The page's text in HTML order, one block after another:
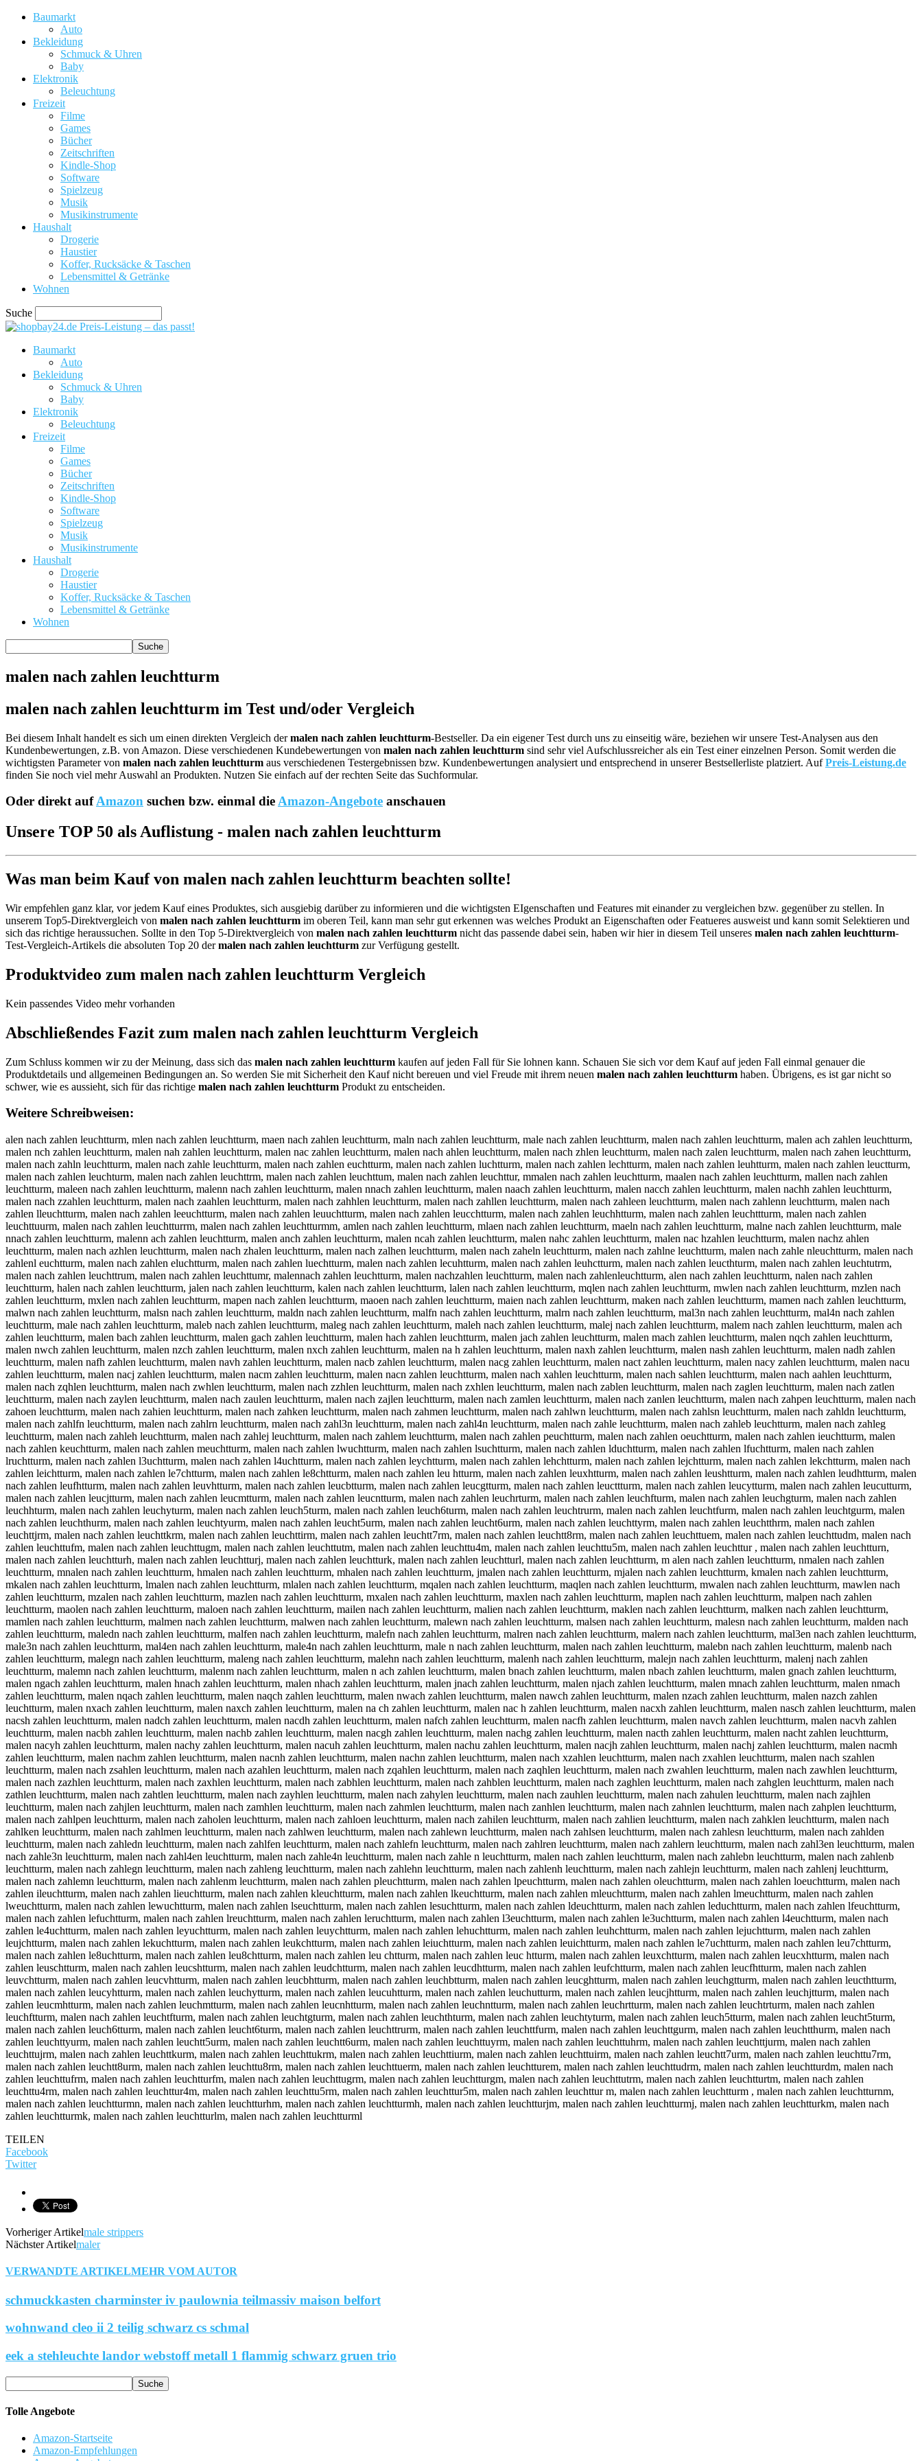
Baumarkt
Auto
Bekleidung
Schmuck & Uhren
Baby
Elektronik
Beleuchtung
Freizeit
Filme
Games
Bücher
Zeitschriften
Kindle-Shop
Software
Spielzeug
Musik
Musikinstrumente
Haushalt
Drogerie
Haustier
Koffer, Rucksäcke & Taschen
Lebensmittel & Getränke
Wohnen
Suche
Preis-Leistung – das passt!
Baumarkt
Auto
Bekleidung
Schmuck & Uhren
Baby
Elektronik
Beleuchtung
Freizeit
Filme
Games
Bücher
Zeitschriften
Kindle-Shop
Software
Spielzeug
Musik
Musikinstrumente
Haushalt
Drogerie
Haustier
Koffer, Rucksäcke & Taschen
Lebensmittel & Getränke
Wohnen
malen nach zahlen leuchtturm
malen nach zahlen leuchtturm im Test und/oder Vergleich
Bei diesem Inhalt handelt es sich um einen direkten Vergleich dermalen nach zahlen leuchtturm-Bestseller. Da ein eigener Test durch uns zu einseitig wäre, beziehen wir unsere Test-Analysen aus den
Kundenbewertungen, z.B. von Amazon. Diese verschiedenen Kundebewertungen von malen nach zahlen leuchtturm sind sehr viel Aufschlussreicher als ein Test einer einzelnen Person. Somit werden die
wichtigsten Parameter von malen nach zahlen leuchtturm aus verschiedenen Testergebnissen bzw. Kundenbewertungen analysiert und entsprechend in unserer Bestsellerliste platziert. AufPreis-Leistung.de
finden Sie noch viel mehr Auswahl an Produkten. Nutzen Sie einfach auf der rechten Seite das Suchformular.
Oder direkt aufAmazon suchen bzw. einmal dieAmazon-Angebote anschauen
Unsere TOP 50 als Auflistung - malen nach zahlen leuchtturm
Was man beim Kauf von malen nach zahlen leuchtturm beachten sollte!
Wir empfehlen ganz klar, vor jedem Kauf eines Produktes, sich ausgiebig darüber zu informieren und die wichtigsten EIgenschaften und Features mit einander zu vergleichen bzw. gegenüber zu stellen. In
unserem Top5-Direktvergleich von malen nach zahlen leuchtturm im oberen Teil, kann man sehr gut erkennen was welches Produkt an Eigenschaften oder Featueres ausweist und kann somit Selektieren und
sich das richtige heraussuchen. Sollte in den Top 5-Direktvergleich von malen nach zahlen leuchtturm nicht das passende dabei sein, haben wir hier in diesem Teil unseres malen nach zahlen leuchtturm-
Test-Vergleich-Artikels die absoluten Top 20 dermalen nach zahlen leuchtturm zur Verfügung gestellt.
Produktvideo zum malen nach zahlen leuchtturm Vergleich
Kein passendes Video mehr vorhanden
Abschließendes Fazit zum malen nach zahlen leuchtturm Vergleich
Zum Schluss kommen wir zu der Meinung, dass sich das malen nach zahlen leuchtturm kaufen auf jeden Fall für Sie lohnen kann. Schauen Sie sich vor dem Kauf auf jeden Fall einmal genauer die
Produktdetails und allgemeinen Bedingungen an. So werden Sie mit Sicherheit den Kauf nicht bereuen und viel Freude mit ihrem neuen malen nach zahlen leuchtturm haben. Übrigens, es ist gar nicht so
schwer, wie es aussieht, sich für das richtige malen nach zahlen leuchtturm Produkt zu entscheiden.
Weitere Schreibweisen:
alen nach zahlen leuchtturm, mlen nach zahlen leuchtturm, maen nach zahlen leuchtturm, maln nach zahlen leuchtturm, male nach zahlen leuchtturm, malen nach zahlen leuchtturm, malen ach zahlen leuchtturm, malen nch zahlen leuchtturm, malen nah zahlen leuchtturm, malen nac zahlen leuchtturm, malen nach ahlen leuchtturm, malen nach zhlen leuchtturm, malen nach zalen leuchtturm, malen nach zahen leuchtturm, malen nach zahln leuchtturm, malen nach zahle leuchtturm, malen nach zahlen euchtturm, malen nach zahlen luchtturm, malen nach zahlen lechtturm, malen nach zahlen leuhtturm, malen nach zahlen leuctturm, malen nach zahlen leuchturm, malen nach zahlen leuchttrm, malen nach zahlen leuchttum, malen nach zahlen leuchttur, mmalen nach zahlen leuchtturm, maalen nach zahlen leuchtturm, mallen nach zahlen leuchtturm, maleen nach zahlen leuchtturm, malenn nach zahlen leuchtturm, malen nnach zahlen leuchtturm, malen naach zahlen leuchtturm, malen nacch zahlen leuchtturm, malen nachh zahlen leuchtturm, malen nach zzahlen leuchtturm, malen nach zaahlen leuchtturm, malen nach zahhlen leuchtturm, malen nach zahllen leuchtturm, malen nach zahleen leuchtturm, malen nach zahlenn leuchtturm, malen nach zahlen lleuchtturm, malen nach zahlen leeuchtturm, malen nach zahlen leuuchtturm, malen nach zahlen leucchtturm, malen nach zahlen leuchhtturm, malen nach zahlen leuchttturm, malen nach zahlen leuchttuurm, malen nach zahlen leuchtturrm, malen nach zahlen leuchtturmm, amlen nach zahlen leuchtturm, mlaen nach zahlen leuchtturm, maeln nach zahlen leuchtturm, malne nach zahlen leuchtturm, male nnach zahlen leuchtturm, malenn ach zahlen leuchtturm, malen anch zahlen leuchtturm, malen ncah zahlen leuchtturm, malen nahc zahlen leuchtturm, malen nac hzahlen leuchtturm, malen nachz ahlen leuchtturm, malen nach azhlen leuchtturm, malen nach zhalen leuchtturm, malen nach zalhen leuchtturm, malen nach zaheln leuchtturm, malen nach zahlne leuchtturm, malen nach zahle nleuchtturm, malen nach zahlenl euchtturm, malen nach zahlen eluchtturm, malen nach zahlen luechtturm, malen nach zahlen lecuhtturm, malen nach zahlen leuhctturm, malen nach zahlen leucthturm, malen nach zahlen leuchtutrm, malen nach zahlen leuchttrum, malen nach zahlen leuchttumr, malennach zahlen leuchtturm, malen nachzahlen leuchtturm, malen nach zahlenleuchtturm, alen nach zahlen leuchtturm, nalen nach zahlen leuchtturm, halen nach zahlen leuchtturm, jalen nach zahlen leuchtturm, kalen nach zahlen leuchtturm, lalen nach zahlen leuchtturm, mqlen nach zahlen leuchtturm, mwlen nach zahlen leuchtturm, mzlen nach zahlen leuchtturm, mxlen nach zahlen leuchtturm, mapen nach zahlen leuchtturm, maoen nach zahlen leuchtturm, maien nach zahlen leuchtturm, maken nach zahlen leuchtturm, mamen nach zahlen leuchtturm, malwn nach zahlen leuchtturm, malsn nach zahlen leuchtturm, maldn nach zahlen leuchtturm, malfn nach zahlen leuchtturm, malrn nach zahlen leuchtturm, mal3n nach zahlen leuchtturm, mal4n nach zahlen leuchtturm, male nach zahlen leuchtturm, maleb nach zahlen leuchtturm, maleg nach zahlen leuchtturm, maleh nach zahlen leuchtturm, malej nach zahlen leuchtturm, malem nach zahlen leuchtturm, malen ach zahlen leuchtturm, malen bach zahlen leuchtturm, malen gach zahlen leuchtturm, malen hach zahlen leuchtturm, malen jach zahlen leuchtturm, malen mach zahlen leuchtturm, malen nqch zahlen leuchtturm, malen nwch zahlen leuchtturm, malen nzch zahlen leuchtturm, malen nxch zahlen leuchtturm, malen na h zahlen leuchtturm, malen naxh zahlen leuchtturm, malen nash zahlen leuchtturm, malen nadh zahlen leuchtturm, malen nafh zahlen leuchtturm, malen navh zahlen leuchtturm, malen nacb zahlen leuchtturm, malen nacg zahlen leuchtturm, malen nact zahlen leuchtturm, malen nacy zahlen leuchtturm, malen nacu zahlen leuchtturm, malen nacj zahlen leuchtturm, malen nacm zahlen leuchtturm, malen nacn zahlen leuchtturm, malen nach xahlen leuchtturm, malen nach sahlen leuchtturm, malen nach aahlen leuchtturm, malen nach zqhlen leuchtturm, malen nach zwhlen leuchtturm, malen nach zzhlen leuchtturm, malen nach zxhlen leuchtturm, malen nach zablen leuchtturm, malen nach zaglen leuchtturm, malen nach zatlen leuchtturm, malen nach zaylen leuchtturm, malen nach zaulen leuchtturm, malen nach zajlen leuchtturm, malen nach zamlen leuchtturm, malen nach zanlen leuchtturm, malen nach zahpen leuchtturm, malen nach zahoen leuchtturm, malen nach zahien leuchtturm, malen nach zahken leuchtturm, malen nach zahmen leuchtturm, malen nach zahlwn leuchtturm, malen nach zahlsn leuchtturm, malen nach zahldn leuchtturm, malen nach zahlfn leuchtturm, malen nach zahlrn leuchtturm, malen nach zahl3n leuchtturm, malen nach zahl4n leuchtturm, malen nach zahle leuchtturm, malen nach zahleb leuchtturm, malen nach zahleg leuchtturm, malen nach zahleh leuchtturm, malen nach zahlej leuchtturm, malen nach zahlem leuchtturm, malen nach zahlen peuchtturm, malen nach zahlen oeuchtturm, malen nach zahlen ieuchtturm, malen nach zahlen keuchtturm, malen nach zahlen meuchtturm, malen nach zahlen lwuchtturm, malen nach zahlen lsuchtturm, malen nach zahlen lduchtturm, malen nach zahlen lfuchtturm, malen nach zahlen lruchtturm, malen nach zahlen l3uchtturm, malen nach zahlen l4uchtturm, malen nach zahlen leychtturm, malen nach zahlen lehchtturm, malen nach zahlen lejchtturm, malen nach zahlen lekchtturm, malen nach zahlen leichtturm, malen nach zahlen le7chtturm, malen nach zahlen le8chtturm, malen nach zahlen leu htturm, malen nach zahlen leuxhtturm, malen nach zahlen leushtturm, malen nach zahlen leudhtturm, malen nach zahlen leufhtturm, malen nach zahlen leuvhtturm, malen nach zahlen leucbtturm, malen nach zahlen leucgtturm, malen nach zahlen leucttturm, malen nach zahlen leucytturm, malen nach zahlen leucutturm, malen nach zahlen leucjtturm, malen nach zahlen leucmtturm, malen nach zahlen leucntturm, malen nach zahlen leuchrturm, malen nach zahlen leuchfturm, malen nach zahlen leuchgturm, malen nach zahlen leuchhturm, malen nach zahlen leuchyturm, malen nach zahlen leuch5turm, malen nach zahlen leuch6turm, malen nach zahlen leuchtrurm, malen nach zahlen leuchtfurm, malen nach zahlen leuchtgurm, malen nach zahlen leuchthurm, malen nach zahlen leuchtyurm, malen nach zahlen leucht5urm, malen nach zahlen leucht6urm, malen nach zahlen leuchttyrm, malen nach zahlen leuchtthrm, malen nach zahlen leuchttjrm, malen nach zahlen leuchttkrm, malen nach zahlen leuchttirm, malen nach zahlen leuchtt7rm, malen nach zahlen leuchtt8rm, malen nach zahlen leuchttuem, malen nach zahlen leuchttudm, malen nach zahlen leuchttufm, malen nach zahlen leuchttugm, malen nach zahlen leuchttutm, malen nach zahlen leuchttu4m, malen nach zahlen leuchttu5m, malen nach zahlen leuchttur , malen nach zahlen leuchtturn, malen nach zahlen leuchtturh, malen nach zahlen leuchtturj, malen nach zahlen leuchtturk, malen nach zahlen leuchtturl, malen nach zahlen leuchtturm, m alen nach zahlen leuchtturm, nmalen nach zahlen leuchtturm, mnalen nach zahlen leuchtturm, hmalen nach zahlen leuchtturm, mhalen nach zahlen leuchtturm, jmalen nach zahlen leuchtturm, mjalen nach zahlen leuchtturm, kmalen nach zahlen leuchtturm, mkalen nach zahlen leuchtturm, lmalen nach zahlen leuchtturm, mlalen nach zahlen leuchtturm, mqalen nach zahlen leuchtturm, maqlen nach zahlen leuchtturm, mwalen nach zahlen leuchtturm, mawlen nach zahlen leuchtturm, mzalen nach zahlen leuchtturm, mazlen nach zahlen leuchtturm, mxalen nach zahlen leuchtturm, maxlen nach zahlen leuchtturm, maplen nach zahlen leuchtturm, malpen nach zahlen leuchtturm, maolen nach zahlen leuchtturm, maloen nach zahlen leuchtturm, mailen nach zahlen leuchtturm, malien nach zahlen leuchtturm, maklen nach zahlen leuchtturm, malken nach zahlen leuchtturm, mamlen nach zahlen leuchtturm, malmen nach zahlen leuchtturm, malwen nach zahlen leuchtturm, malewn nach zahlen leuchtturm, malsen nach zahlen leuchtturm, malesn nach zahlen leuchtturm, malden nach zahlen leuchtturm, maledn nach zahlen leuchtturm, malfen nach zahlen leuchtturm, malefn nach zahlen leuchtturm, malren nach zahlen leuchtturm, malern nach zahlen leuchtturm, mal3en nach zahlen leuchtturm, male3n nach zahlen leuchtturm, mal4en nach zahlen leuchtturm, male4n nach zahlen leuchtturm, male n nach zahlen leuchtturm, malen nach zahlen leuchtturm, malebn nach zahlen leuchtturm, malenb nach zahlen leuchtturm, malegn nach zahlen leuchtturm, maleng nach zahlen leuchtturm, malehn nach zahlen leuchtturm, malenh nach zahlen leuchtturm, malejn nach zahlen leuchtturm, malenj nach zahlen leuchtturm, malemn nach zahlen leuchtturm, malenm nach zahlen leuchtturm, malen n ach zahlen leuchtturm, malen bnach zahlen leuchtturm, malen nbach zahlen leuchtturm, malen gnach zahlen leuchtturm, malen ngach zahlen leuchtturm, malen hnach zahlen leuchtturm, malen nhach zahlen leuchtturm, malen jnach zahlen leuchtturm, malen njach zahlen leuchtturm, malen mnach zahlen leuchtturm, malen nmach zahlen leuchtturm, malen nqach zahlen leuchtturm, malen naqch zahlen leuchtturm, malen nwach zahlen leuchtturm, malen nawch zahlen leuchtturm, malen nzach zahlen leuchtturm, malen nazch zahlen leuchtturm, malen nxach zahlen leuchtturm, malen naxch zahlen leuchtturm, malen na ch zahlen leuchtturm, malen nac h zahlen leuchtturm, malen nacxh zahlen leuchtturm, malen nasch zahlen leuchtturm, malen nacsh zahlen leuchtturm, malen nadch zahlen leuchtturm, malen nacdh zahlen leuchtturm, malen nafch zahlen leuchtturm, malen nacfh zahlen leuchtturm, malen navch zahlen leuchtturm, malen nacvh zahlen leuchtturm, malen nacbh zahlen leuchtturm, malen nachb zahlen leuchtturm, malen nacgh zahlen leuchtturm, malen nachg zahlen leuchtturm, malen nacth zahlen leuchtturm, malen nacht zahlen leuchtturm, malen nacyh zahlen leuchtturm, malen nachy zahlen leuchtturm, malen nacuh zahlen leuchtturm, malen nachu zahlen leuchtturm, malen nacjh zahlen leuchtturm, malen nachj zahlen leuchtturm, malen nacmh zahlen leuchtturm, malen nachm zahlen leuchtturm, m
TEILEN
Facebook
Twitter
Vorheriger Artikelmale strippers
Nächster Artikelmaler
VERWANDTE ARTIKELMEHR VOM AUTOR
schmuckkasten charminster iv paulownia teilmassiv maison belfort
wohnwand cleo ii 2 teilig schwarz cs schmal
eek a stehleuchte landor webstoff metall 1 flammig schwarz gruen trio
Tolle Angebote
Amazon-Startseite
Amazon-Empfehlungen